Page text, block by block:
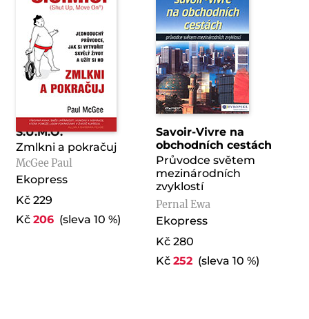
S.U.M.O.
Zmlkni a pokračuj
McGee Paul
Ekopress
Kč 229
Kč 206(sleva 10 %)
Savoir-Vivre na
obchodních cestách
Průvodce světem
mezinárodních
zvyklostí
Pernal Ewa
Ekopress
Kč 280
Kč 252(sleva 10 %)